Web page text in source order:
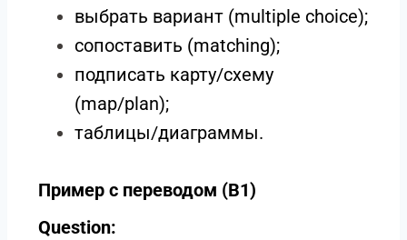
выбрать вариант (multiple choice);
сопоставить (matching);
подписать карту/схему
(map/plan);
таблицы/диаграммы.
Пример с переводом (B1)
Question: